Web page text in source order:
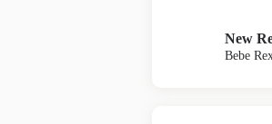
New
Bebe